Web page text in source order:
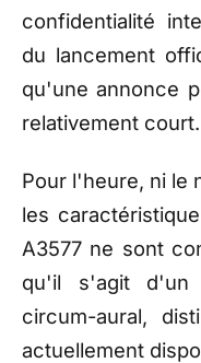
confidentialité
du lancement
qu'une annonce
relativement court.
Pour l'heure, ni le
les
A3577 ne sont
qu'il s'agit d'un
circum-aural,
actuellement